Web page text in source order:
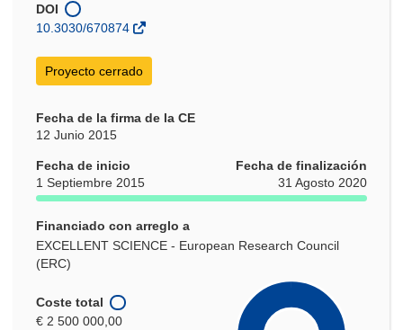
una
ventana)
DOI
10.3030/670874
Proyecto cerrado
Fecha de la firma de la CE
12 Junio 2015
Fecha de inicio
1 Septiembre 2015
Fecha de finalización
31 Agosto 2020
Financiado con arreglo a
EXCELLENT SCIENCE - European Research Council
(ERC)
Coste total
€ 2 500 000,00